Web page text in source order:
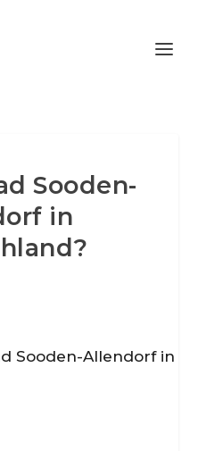
Sooden-
in
Sooden-Allendorf in